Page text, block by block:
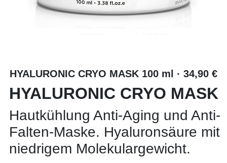
HYALURONIC CRYO MASK 100 ml · 34,90 €
HYALURONIC CRYO MASK
Hautkühlung Anti-Aging und Anti-
Falten-Maske. Hyaluronsäure mit
niedrigem Molekulargewicht.